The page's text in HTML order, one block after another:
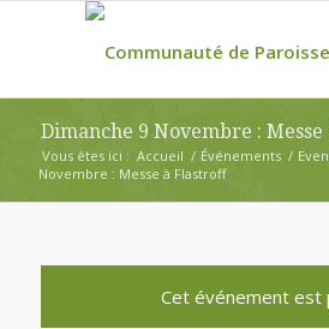
Dimanche 9 Novembre :
Vous êtes ici : Accueil / Événements /
Novembre : Messe à Flastroff
Cet événement est